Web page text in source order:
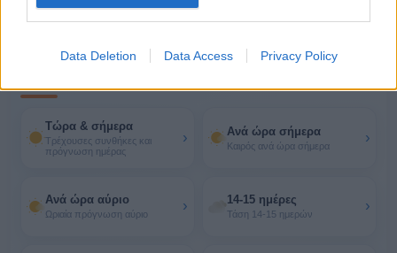
Data Deletion Data Access Privacy Policy
Περισσότερα για τον καιρό στη
Τώρα & σήμερα
Τρέχουσες συνθήκες και
πρόγνωση ημέρας
› Ανά ώρα σήμερα
Καιρός ανά ώρα σήμερα ›
Ανά ώρα αύριο
Ωριαία πρόγνωση αύριο › 14-15 ημέρες
Τάση 14-15 ημερών ›